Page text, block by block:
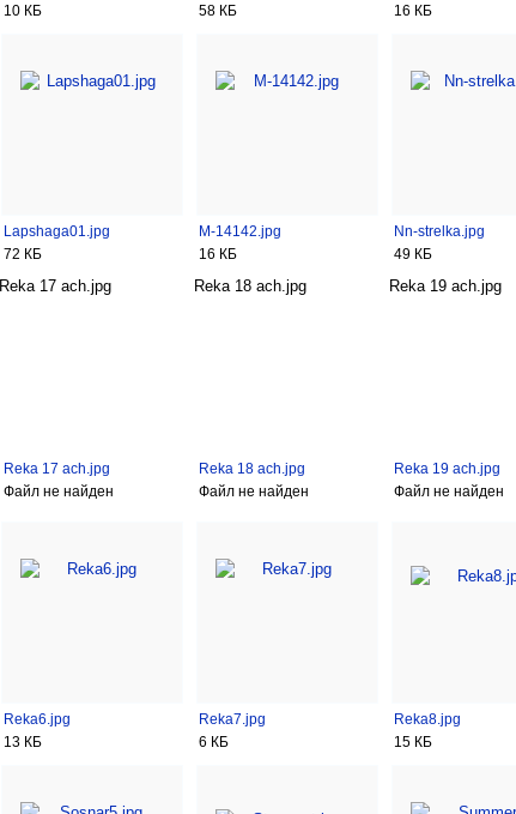
10 КБ
58 КБ
16 КБ
Lapshaga01.jpg
72 КБ
M-14142.jpg
16 КБ
Nn-strelka.jpg
49 КБ
Reka 17 ach.jpg
Reka 17 ach.jpg
Файл не найден
Reka 18 ach.jpg
Reka 18 ach.jpg
Файл не найден
Reka 19 ach.jpg
Reka 19 ach.jpg
Файл не найден
Reka6.jpg
13 КБ
Reka7.jpg
6 КБ
Reka8.jpg
15 КБ